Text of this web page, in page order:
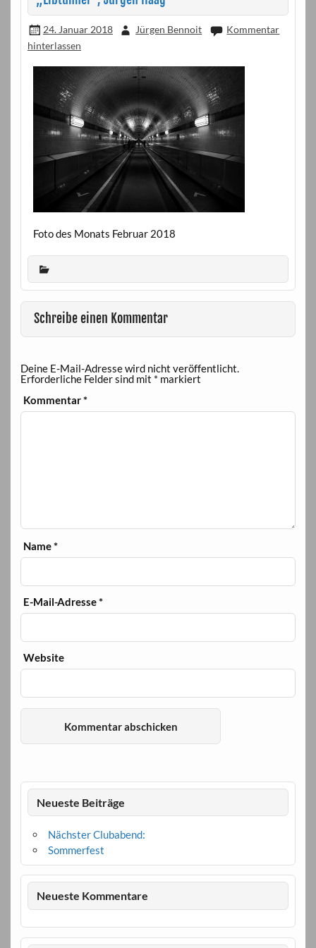
24. Januar 2018 Jürgen Bennoit
Kommentar
hinterlassen
Foto des Monats Februar 2018
Schreibe einen Kommentar
Deine E-Mail-Adresse wird nicht veröffentlicht.
Erforderliche Felder sind mit * markiert
Kommentar*
Name*
E-Mail-Adresse*
Website
Neueste Beiträge
Nächster Clubabend:
Sommerfest
Neueste Kommentare